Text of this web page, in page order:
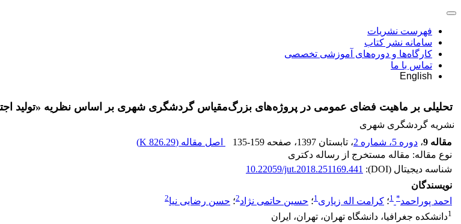
فهرست نشریات
سامانه نشر کتاب
کارگاه‌ها و دوره‌های آموزشی تخصصی
تماس با ما
English
تحلیلی بر ماهیت فضای عمومی در پروژه‌های بزرگ‌مقیاس گردشگری شهری بر اساس نظریه «تولید
نشریه گردشگری شهری
مقاله 9
، دوره 5، شماره 2 ، تابستان 1397 ، صفحه 135-159 اصل مقاله (826.29 K
)
نوع مقاله: مقاله مستخرج از رساله دکتری
شناسه دیجیتال (DOI):
10.22059/jut.2018.251169.441
نویسندگان
احمد پوراحمد*
1؛ کرامت اله زیاری1؛ حسین حاتمی نژاد2؛ حسن رضایی نیا2
1دانشکده جغرافیا، دانشگاه تهران، تهران، ایران